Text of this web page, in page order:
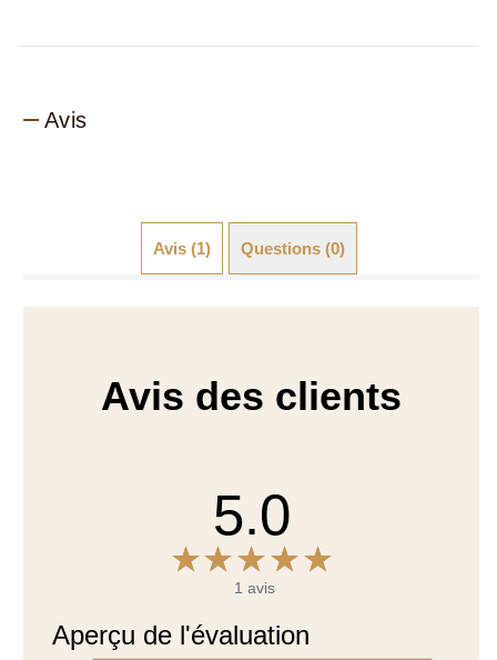
Avis
Avis (1) Questions (0)
Avis des clients
5.0
1 avis
Aperçu de l'évaluation